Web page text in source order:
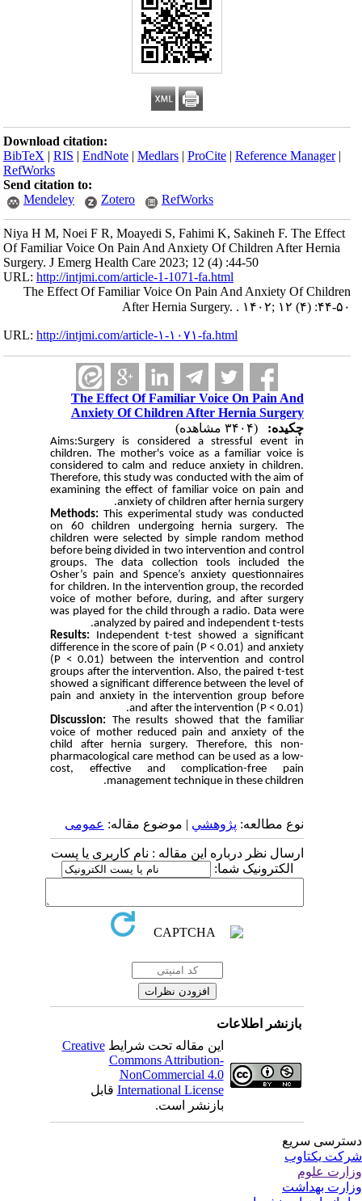
Download citation:
BibTeX |RIS |EndNote |Medlars |ProCite |Reference Manager
RefWorks
Send citation to:
Mendeley
Zotero RefWorks
Niya H M, Noei F R, Moayedi S, Fahimi K, Sakineh F. The Effect
Of Familiar Voice On Pain And Anxiety Of Children After Hernia
Surgery. J Emerg Health Care 2023; 12 (4) :44-50
URL:http://intjmi.com/article-1-1071-fa.html
The Effect Of Familiar Voice On Pain And Anxiety Of Children
After Hernia Surgery. . ۱۴۰۲; ۱۲ (۴) :۴۴-۵۰
URL:http://intjmi.com/article-۱-۱۰۷۱-fa.html
The Effect Of Familiar Voice On Pain And
Anxiety Of Children After Hernia Surgery
چکیده:
Aims:Surgery is considered a stressful event in
children. The mother's voice as a familiar voice is
considered to calm and reduce anxiety in children.
Therefore, this study was conducted with the aim of
examining the effect of familiar voice on pain and
anxiety of children after hernia surgery.
Methods:This experimental study was conducted
on 60 children undergoing hernia surgery. The
children were selected by simple random method
before being divided in two intervention and control
groups. The data collection tools included the
Osher’s pain and Spence’s anxiety questionnaires
for children. In the intervention group, the recorded
voice of mother before, during, and after surgery
was played for the child through a radio. Data were
analyzed by paired and independent t-tests.
Results:Independent t-test showed a significant
difference in the score of pain (P < 0.01) and anxiety
(P < 0.01) between the intervention and control
groups after the intervention. Also, the paired t-test
showed a significant difference between the level of
pain and anxiety in the intervention group before
and after the intervention (P < 0.01).
Discussion:The results showed that the familiar
voice of mother reduced pain and anxiety of the
child after hernia surgery. Therefore, this non-
pharmacological care method can be used as a low-
cost, effective and complication-free pain
management technique in these children.
نوع مطالعه:پژوهشي| موضوع مقاله:عمومى
ارسال نظر درباره این مقاله : نام کاربری یا پست
الکترونیک شما:
بازنشر اطلاعات
این مقاله تحت شرایطCreative
Commons Attribution-
NonCommercial 4.0
International Licenseقابل
بازنشر است.
سریع
یکتاوب
علوم
بهداشت